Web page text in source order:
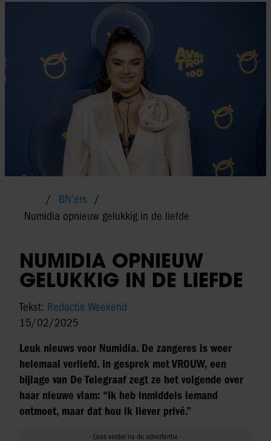
BN'ers
Numidia opnieuw gelukkig in de liefde
NUMIDIA OPNIEUW
GELUKKIG IN DE LIEFDE
Tekst: Redactie Weekend
15/02/2025
Leuk nieuws voor Numidia. De zangeres is weer
helemaal verliefd. In gesprek met VROUW, een
bijlage van De Telegraaf zegt ze het volgende over
haar nieuwe vlam: “Ik heb inmiddels iemand
ontmoet, maar dat hou ik liever privé.”